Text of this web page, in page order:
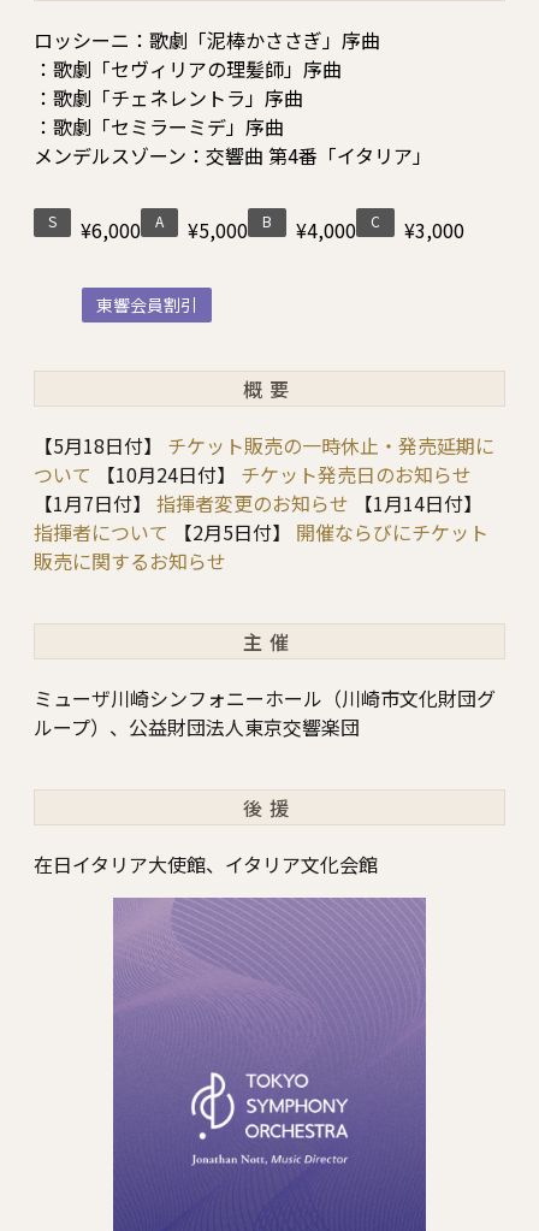
ロッシーニ：歌劇「泥棒かささぎ」序曲
：歌劇「セヴィリアの理髪師」序曲
：歌劇「チェネレントラ」序曲
：歌劇「セミラーミデ」序曲
メンデルスゾーン：交響曲 第4番「イタリア」
S ¥6,000 A ¥5,000 B ¥4,000 C ¥3,000
東響会員割引
概要
【5月18日付】 チケット販売の一時休止・発売延期に
ついて 【10月24日付】 チケット発売日のお知らせ
【1月7日付】 指揮者変更のお知らせ 【1月14日付】
指揮者について 【2月5日付】 開催ならびにチケット
販売に関するお知らせ
主催
ミューザ川崎シンフォニーホール（川崎市文化財団グ
ループ）、公益財団法人東京交響楽団
後援
在日イタリア大使館、イタリア文化会館